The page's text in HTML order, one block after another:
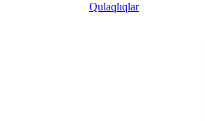
Qulaqlıqlar